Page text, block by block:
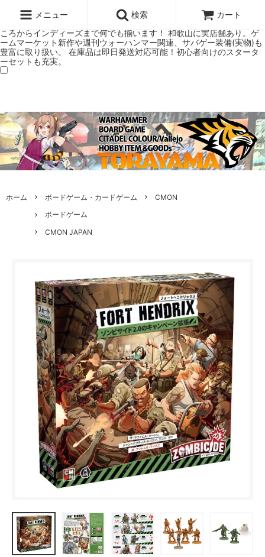
ミアムショップTORAYAMA。通販・オンラインショップです！ ウォー
ハンマーとボードゲームのことなら当店へ！ボードゲームもメジャーど
ころからインディーズまで何でも揃います！ 和歌山に実店舗あり。ゲ
ームマーケット新作や週刊ウォーハンマー関連、サバゲー装備(実物)も
豊富に取り扱い。 在庫品は即日発送対応可能！初心者向けのスタータ
ーセットも充実。
メニュー 検索 カート
ホーム ボードゲーム・カードゲーム
CMON
ボードゲーム
CMON JAPAN